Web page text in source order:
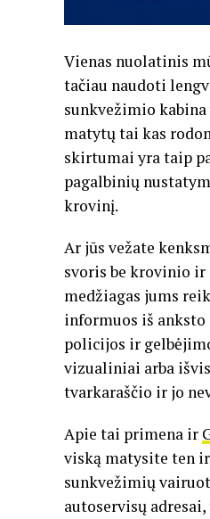
Vienas nuolatinis
tačiau naudoti
sunkvežimio
matytų tai kas
skirtumai yra taip
pagalbinių
krovinį.
Ar jūs vežate
svoris be krovinio ir
medžiagas jums
informuos iš
policijos ir
vizualiniai arba
tvarkaraščio ir jo
Apie tai primena ir
viską matysite ten
sunkvežimių
autoservisų